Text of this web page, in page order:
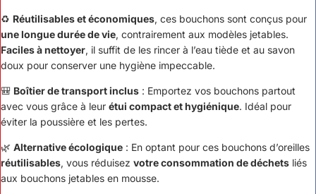
♻️ Réutilisables et économiques, ces bouchons sont conçus pour
une longue durée de vie, contrairement aux modèles jetables.
Faciles à nettoyer, il suffit de les rincer à l’eau tiède et au savon
doux pour conserver une hygiène impeccable.
🎒 Boîtier de transport inclus : Emportez vos bouchons partout
avec vous grâce à leur étui compact et hygiénique. Idéal pour
éviter la poussière et les pertes.
🌿 Alternative écologique : En optant pour ces bouchons d’oreilles
réutilisables, vous réduisez votre consommation de déchets liés
aux bouchons jetables en mousse.